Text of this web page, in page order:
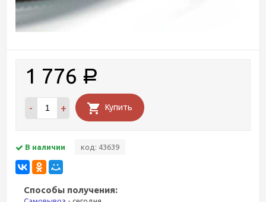
1 776 Р
- + Купить
В наличии код: 43639
Способы получения: